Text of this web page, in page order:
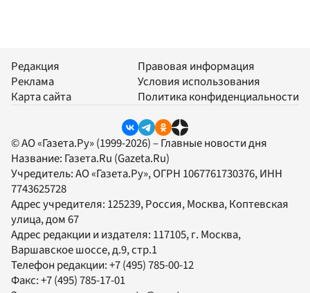
Редакция
Реклама
Карта сайта
Правовая информация
Условия использования
Политика конфиденциальности
© АО «Газета.Ру» (1999-2026) – Главные новости дня
Название: Газета.Ru (Gazeta.Ru)
Учредитель:АО «Газета.Ру», ОГРН 1067761730376, ИНН
7743625728
Адрес учредителя: 125239, Россия, Москва, Коптевская
улица, дом 67
Адрес редакции и издателя: 117105, г. Москва,
Варшавское шоссе, д.9, стр.1
Телефон редакции:+7 (495) 785-00-12
Факс:+7 (495) 785-17-01